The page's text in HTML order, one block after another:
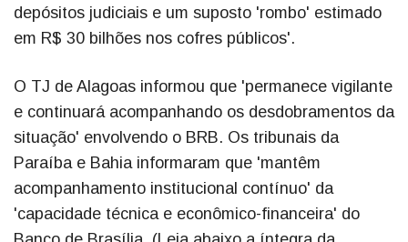
depósitos judiciais e um suposto 'rombo' estimado
em R$ 30 bilhões nos cofres públicos'.
O TJ de Alagoas informou que 'permanece vigilante
e continuará acompanhando os desdobramentos da
situação' envolvendo o BRB. Os tribunais da
Paraíba e Bahia informaram que 'mantêm
acompanhamento institucional contínuo' da
'capacidade técnica e econômico-financeira' do